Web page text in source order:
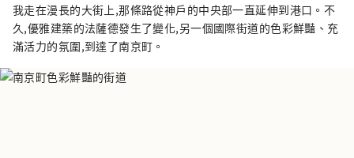
我走在漫長的大街上,那條路從神戶的中央部一直延伸到港口。不
久,優雅建築的法薩德發生了變化,另一個國際街道的色彩鮮豔、充
滿活力的氛圍,到達了南京町。